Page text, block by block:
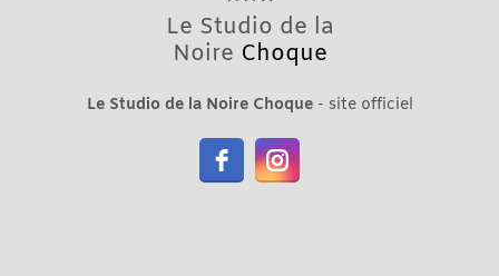
Le Studio de la
Noire Choque
Le Studio de la Noire Choque - site officiel